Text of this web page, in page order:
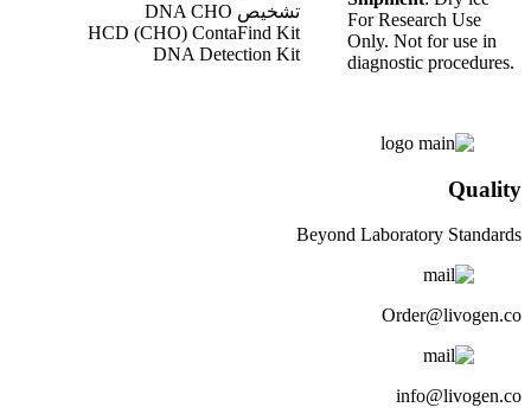
For Research Use
Only. Not for use in
diagnostic procedures.
HCD (CHO) ContaFind Kit
DNA Detection Kit
Quality
Beyond Laboratory Standards
Order@livogen.co
info@livogen.co